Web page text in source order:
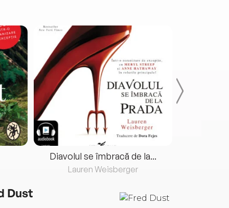
Diavolul se îmbracă de la...
Lauren Weisberger
Dust